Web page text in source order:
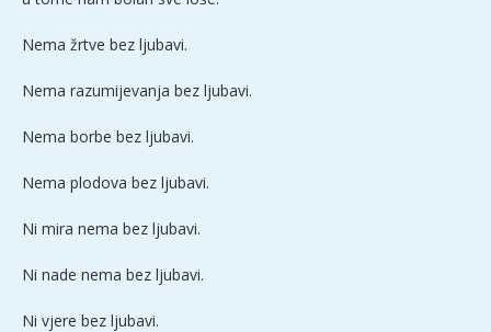
Nema žrtve bez ljubavi.
Nema razumijevanja bez ljubavi.
Nema borbe bez ljubavi.
Nema plodova bez ljubavi.
Ni mira nema bez ljubavi.
Ni nade nema bez ljubavi.
Ni vjere bez ljubavi.